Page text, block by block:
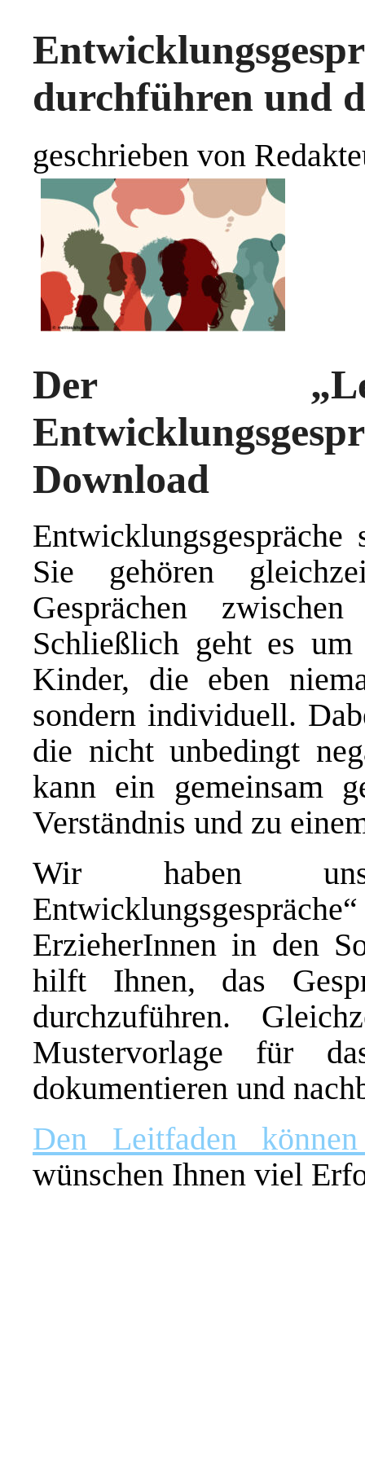
durchführen und
geschrieben von
Der
Download
Sie gehören
Gesprächen
Schließlich geht es
Kinder, die eben
sondern individuell.
die nicht unbedingt
kann ein gemeinsam
Verständnis und zu
Wir haben
ErzieherInnen in den
hilft Ihnen, das
durchzuführen.
Mustervorlage für
dokumentieren und
Den Leitfaden
wünschen Ihnen viel